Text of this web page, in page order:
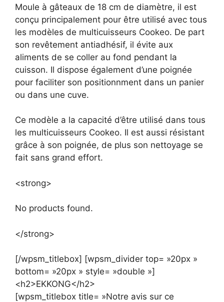
Moule à gâteaux de 18 cm de diamètre, il est
conçu principalement pour être utilisé avec tous
les modèles de multicuisseurs Cookeo. De part
son revêtement antiadhésif, il évite aux
aliments de se coller au fond pendant la
cuisson. Il dispose également d’une poignée
pour faciliter son positionnment dans un panier
ou dans une cuve.
Ce modèle a la capacité d’être utilisé dans tous
les multicuisseurs Cookeo. Il est aussi résistant
grâce à son poignée, de plus son nettoyage se
fait sans grand effort.
<strong>
No products found.
</strong>
[/wpsm_titlebox] [wpsm_divider top= »20px »
bottom= »20px » style= »double »]
<h2>EKKONG</h2>
[wpsm_titlebox title= »Notre avis sur ce